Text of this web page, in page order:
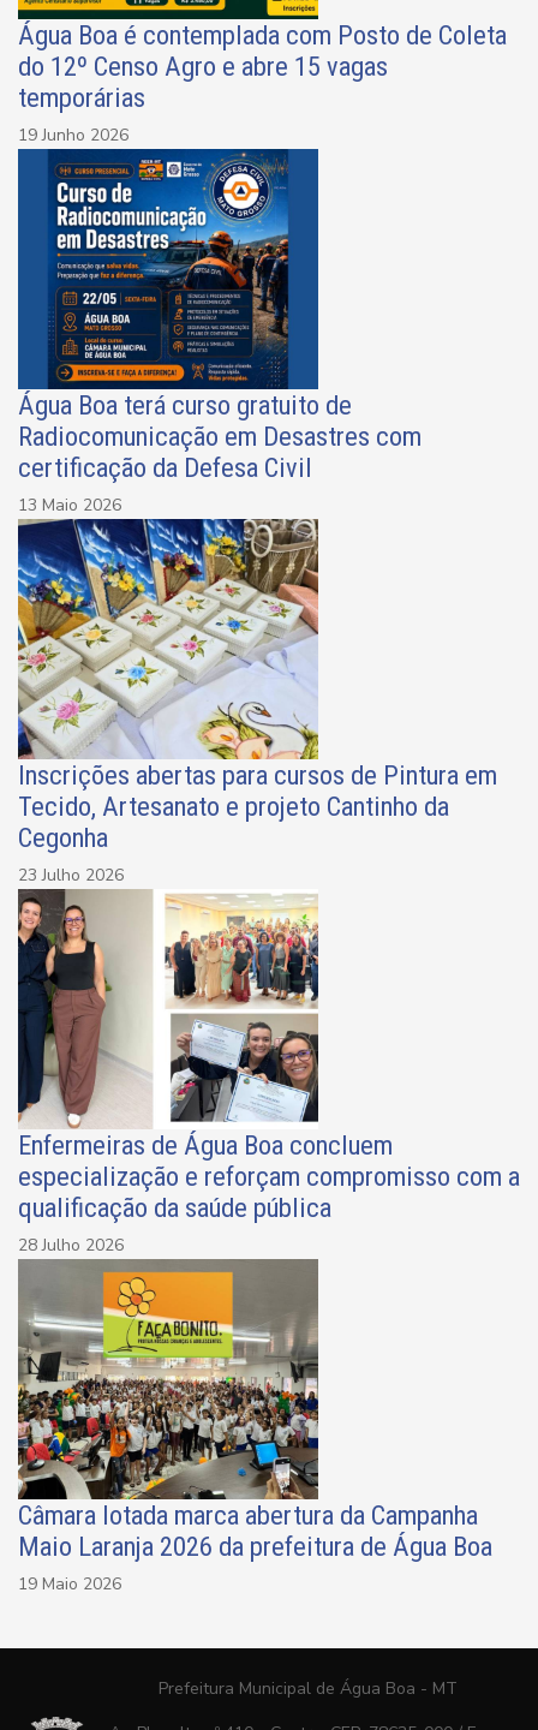
Água Boa é contemplada com Posto de Coleta
do 12º Censo Agro e abre 15 vagas
temporárias
19 Junho 2026
Água Boa terá curso gratuito de
Radiocomunicação em Desastres com
certificação da Defesa Civil
13 Maio 2026
Inscrições abertas para cursos de Pintura em
Tecido, Artesanato e projeto Cantinho da
Cegonha
23 Julho 2026
Enfermeiras de Água Boa concluem
especialização e reforçam compromisso com a
qualificação da saúde pública
28 Julho 2026
Câmara lotada marca abertura da Campanha
Maio Laranja 2026 da prefeitura de Água Boa
19 Maio 2026
Prefeitura Municipal de Água Boa - MT